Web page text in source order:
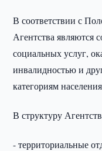
В соответствии с
Агентства являются
социальных услуг,
инвалидностью и
категориям
В структуру
- территориальные